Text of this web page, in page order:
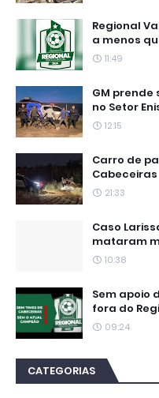
Regional
a menos
11:49
GM
no Setor
12:15
Carro de
Cabeceiras
21:33
Caso
mataram
10:38
Sem apoio
fora do
09:24
CATEGORIAS